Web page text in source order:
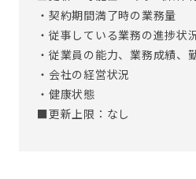
・契約期間満了時の業務量
・従事している業務の進捗状
・従業員の能力、業務成績、
・会社の経営状況
・健康状態
■更新上限：なし